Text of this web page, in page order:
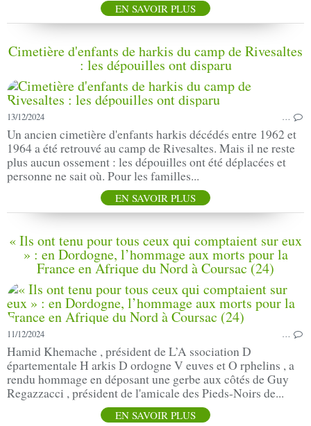
EN SAVOIR PLUS
Cimetière d'enfants de harkis du camp de Rivesaltes
: les dépouilles ont disparu
13/12/2024 …
Un ancien cimetière d'enfants harkis décédés entre 1962 et
1964 a été retrouvé au camp de Rivesaltes. Mais il ne reste
plus aucun ossement : les dépouilles ont été déplacées et
personne ne sait où. Pour les familles...
EN SAVOIR PLUS
« Ils ont tenu pour tous ceux qui comptaient sur eux
» : en Dordogne, l’hommage aux morts pour la
France en Afrique du Nord à Coursac (24)
11/12/2024 …
Hamid Khemache , président de L’A ssociation D
épartementale H arkis D ordogne V euves et O rphelins , a
rendu hommage en déposant une gerbe aux côtés de Guy
Regazzacci , président de l'amicale des Pieds-Noirs de...
EN SAVOIR PLUS